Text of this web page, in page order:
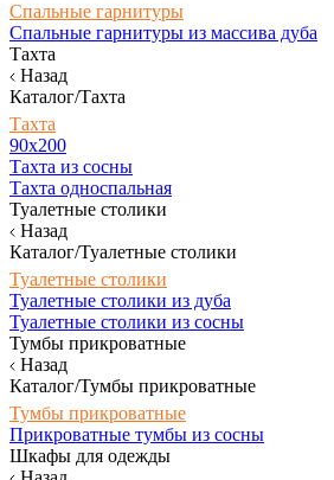
Спальные гарнитуры
Спальные гарнитуры из массива дуба
Тахта
Назад
Каталог/Тахта
Тахта
90х200
Тахта из сосны
Тахта односпальная
Туалетные столики
Назад
Каталог/Туалетные столики
Туалетные столики
Туалетные столики из дуба
Туалетные столики из сосны
Тумбы прикроватные
Назад
Каталог/Тумбы прикроватные
Тумбы прикроватные
Прикроватные тумбы из сосны
Шкафы для одежды